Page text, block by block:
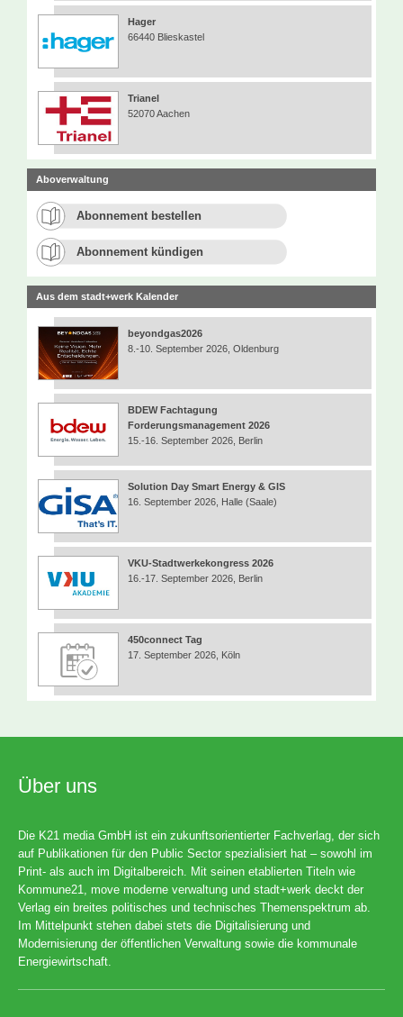
Hager
66440 Blieskastel
Trianel
52070 Aachen
Aboverwaltung
Abonnement bestellen
Abonnement kündigen
Aus dem stadt+werk Kalender
beyondgas2026
8.-10. September 2026, Oldenburg
BDEW Fachtagung
Forderungsmanagement 2026
15.-16. September 2026, Berlin
Solution Day Smart Energy & GIS
16. September 2026, Halle (Saale)
VKU-Stadtwerkekongress 2026
16.-17. September 2026, Berlin
450connect Tag
17. September 2026, Köln
Über uns
Die K21 media GmbH ist ein zukunftsorientierter Fachverlag, der sich
auf Publikationen für den Public Sector spezialisiert hat – sowohl im
Print- als auch im Digitalbereich. Mit seinen etablierten Titeln wie
Kommune21, move moderne verwaltung und stadt+werk deckt der
Verlag ein breites politisches und technisches Themenspektrum ab.
Im Mittelpunkt stehen dabei stets die Digitalisierung und
Modernisierung der öffentlichen Verwaltung sowie die kommunale
Energiewirtschaft.